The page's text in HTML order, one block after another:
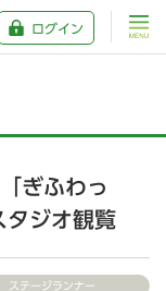
ログイン
ぎふわっ
ジオ観覧
ステージランナー